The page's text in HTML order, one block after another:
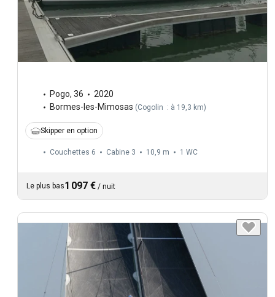
Pogo, 36
2020
Bormes-les-Mimosas (Cogolin : à 19,3 km)
Skipper en option
Couchettes 6 Cabine 3 10,9 m 1 WC
Le plus bas1 097 € / nuit